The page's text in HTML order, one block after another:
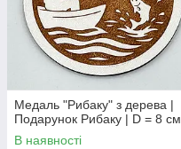
Медаль "Рибаку" з дерева |
Подарунок Рибаку | D = 8 см
В наявності